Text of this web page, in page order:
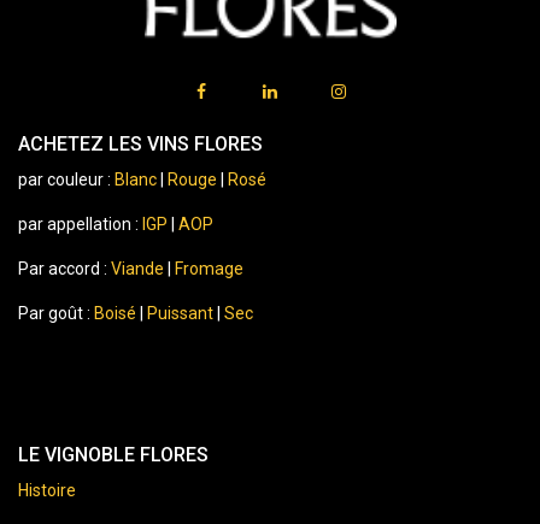
ACHETEZ LES VINS FLORES
par couleur : Blanc Rouge Rosé
par appellation : IGP AOP
Par accord : Viande Fromage
Par goût : Boisé Puissant Sec
LE VIGNOBLE FLORES
Histoire